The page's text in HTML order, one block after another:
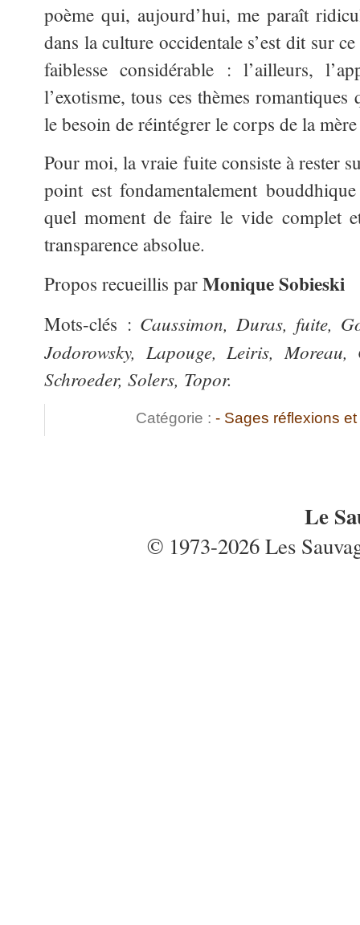
poème qui, aujourd’hui, me paraît
dans la culture occidentale s’est dit sur
faiblesse considérable : l’ailleurs,
l’exotisme, tous ces thèmes
le besoin de réintégrer le corps de la
Pour moi, la vraie fuite consiste à rester
point est fondamentalement
quel moment de faire le vide complet
transparence absolue.
Propos recueillis parMonique Sobieski
Mots-clés : Caussimon, Duras, fuite,
Jodorowsky, Lapouge, Leiris, Moreau,
Schroeder, Solers, Topor.
Catégorie : - Sages réflexions
Le
© 1973-2026 Les